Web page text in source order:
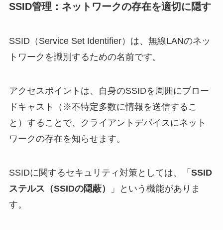
SSID管理：ネットワークの存在を適切に隠す
SSID（Service Set Identifier）は、無線LANのネッ
トワークを識別するための名前です。
アクセスポイントは、自身のSSIDを周囲にブロー
ドキャスト（※不特定多数に情報を送信するこ
と）することで、クライアントデバイスにネット
ワークの存在を知らせます。
SSIDに関するセキュリティ対策としては、「 SSID
ステルス（SSIDの隠蔽）
」という機能がありま
す。